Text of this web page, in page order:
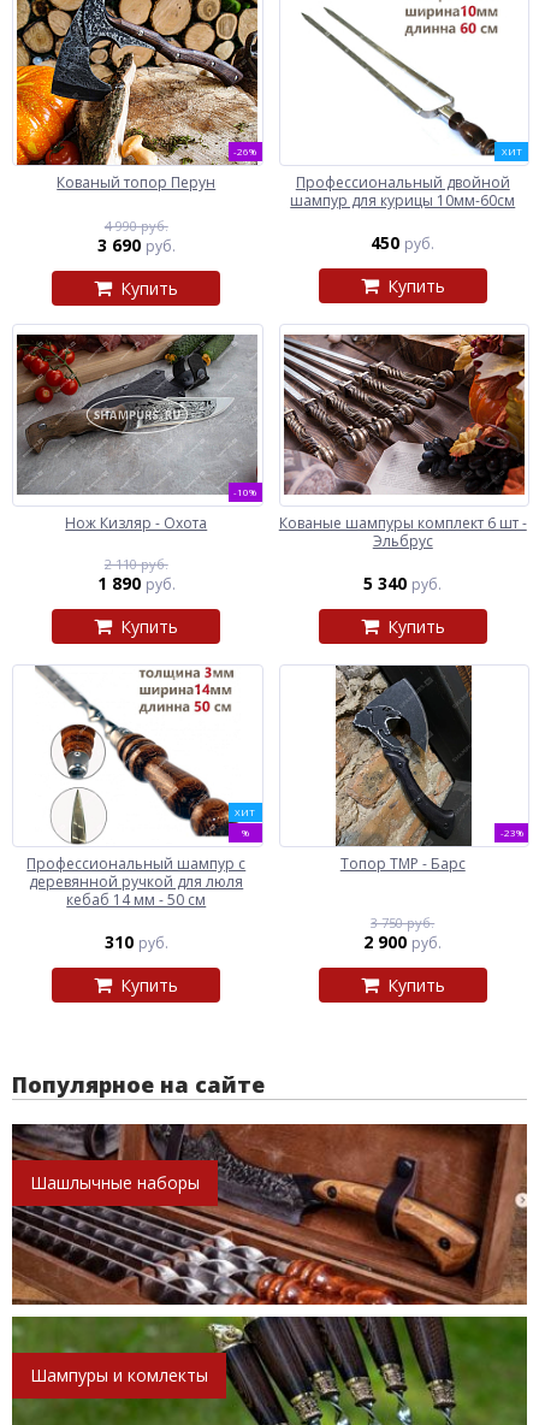
-26%
Кованый топор Перун
4 990 руб.
3 690 руб.
Купить
ХИТ
Профессиональный двойной
шампур для курицы 10мм-60см
450 руб.
Купить
-10%
Нож Кизляр - Охота
2 110 руб.
1 890 руб.
Купить
Кованые шампуры комплект 6 шт -
Эльбрус
5 340 руб.
Купить
ХИТ
%
Профессиональный шампур с
деревянной ручкой для люля
кебаб 14 мм - 50 см
310 руб.
Купить
-23%
Топор ТМР - Барс
3 750 руб.
2 900 руб.
Купить
Популярное на сайте
Шашлычные наборы
Шампуры и комлекты